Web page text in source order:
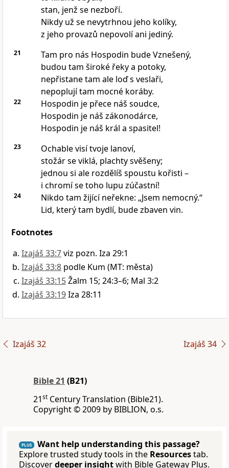
stan, jenž se nezboří.
Nikdy už se nevytrhnou jeho kolíky,
z jeho provazů nepovolí ani jediný.
21
Tam pro nás Hospodin bude Vznešený,
budou tam široké řeky a potoky,
nepřistane tam ale loď s veslaři,
nepoplují tam mocné koráby.
22
Hospodin je přece náš soudce,
Hospodin je náš zákonodárce,
Hospodin je náš král a spasitel!
23
Ochable visí tvoje lanoví,
stožár se viklá, plachty svěšeny;
jednou si ale rozdělíš spoustu kořisti –
i chromí se toho lupu zúčastní!
24
Nikdo tam žijící neřekne: „Jsem nemocný.“
Lid, který tam bydlí, bude zbaven vin.
Footnotes
Izajáš 33:7viz pozn. Iza 29:1
Izajáš 33:8 podle Kum (MT: města)
Izajáš 33:15Žalm 15; 24:3–6; Mal 3:2
Izajáš 33:19Iza 28:11
Izajáš 32 Izajáš 34
Bible 21 (B21)
21st Century Translation (Bible21).
Copyright © 2009 by BIBLION, o.s.
PLUS
Want help understanding this passage?
Explore trusted study tools in the Resourcestab.
Discoverdeeper insightwith Bible Gateway Plus.